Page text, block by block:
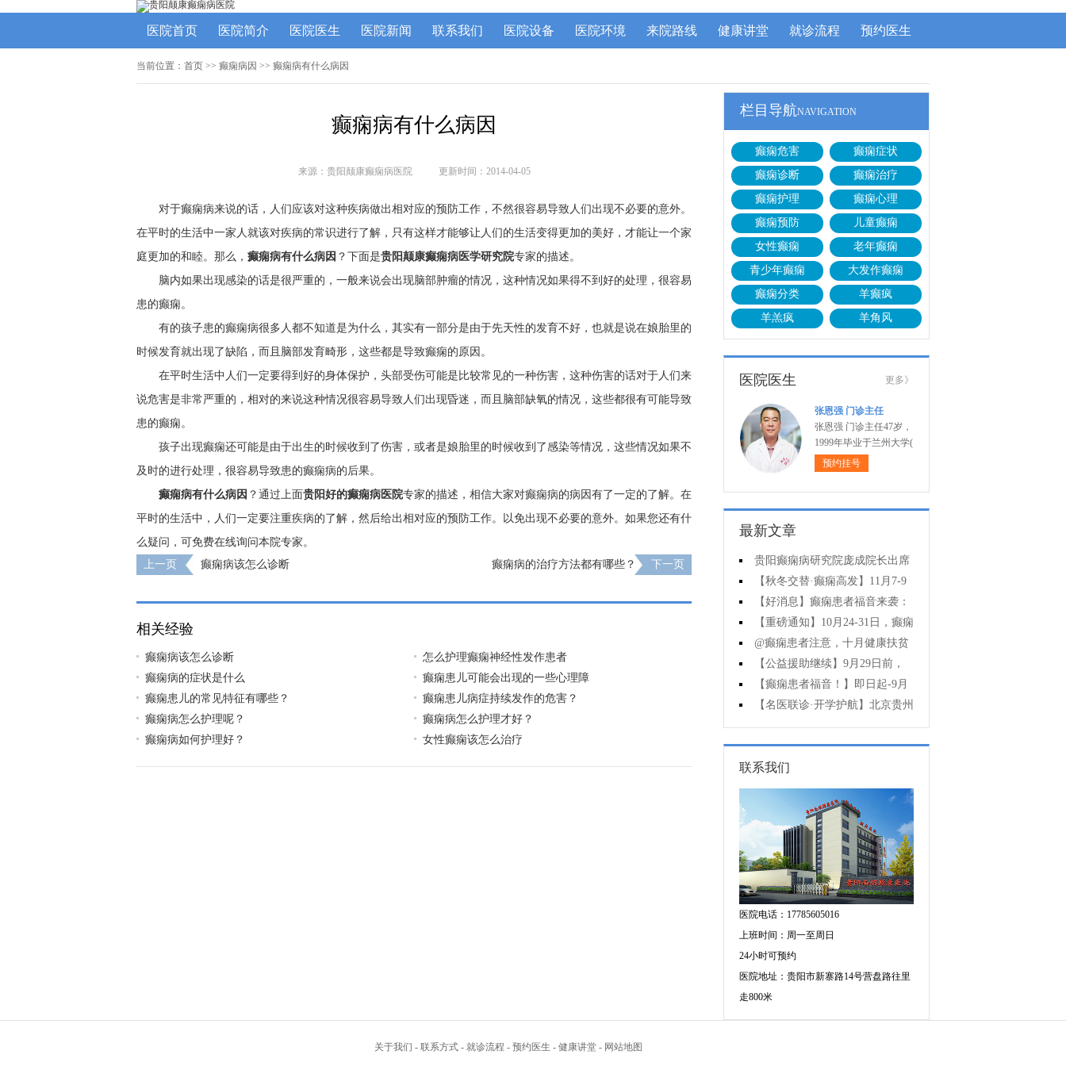
医院首页 医院简介 医院医生 医院新闻 联系我们 医院设备 医院环境 来院路线 健康讲堂 就诊流程 预约医生
当前位置： 首页 >> 癫痫病因 >> 癫痫病有什么病因
癫痫病有什么病因
来源：贵阳颠康癫痫病医院 更新时间：2014-04-05
对于癫痫病来说的话，人们应该对这种疾病做出相对应的预防工作，不然很容易导致人们出现不必要的意外。
在平时的生活中一家人就该对疾病的常识进行了解，只有这样才能够让人们的生活变得更加的美好，才能让一个家
庭更加的和睦。那么， 癫痫病有什么病因 ？下面是贵阳颠康癫痫病医学研究院专家的描述。
脑内如果出现感染的话是很严重的，一般来说会出现脑部肿瘤的情况，这种情况如果得不到好的处理，很容易
患的癫痫。
有的孩子患的癫痫病很多人都不知道是为什么，其实有一部分是由于先天性的发育不好，也就是说在娘胎里的
时候发育就出现了缺陷，而且脑部发育畸形，这些都是导致癫痫的原因。
在平时生活中人们一定要得到好的身体保护，头部受伤可能是比较常见的一种伤害，这种伤害的话对于人们来
说危害是非常严重的，相对的来说这种情况很容易导致人们出现昏迷，而且脑部缺氧的情况，这些都很有可能导致
患的癫痫。
孩子出现癫痫还可能是由于出生的时候收到了伤害，或者是娘胎里的时候收到了感染等情况，这些情况如果不
及时的进行处理，很容易导致患的癫痫病的后果。
癫痫病有什么病因 ？通过上面贵阳好的癫痫病医院专家的描述，相信大家对癫痫病的病因有了一定的了解。在
平时的生活中，人们一定要注重疾病的了解，然后给出相对应的预防工作。以免出现不必要的意外。如果您还有什
么疑问，可免费在线询问本院专家。
上一页
癫痫病该怎么诊断 癫痫病的治疗方法都有哪些？ 下一页
相关经验
癫痫病该怎么诊断
怎么护理癫痫神经性发作患者
癫痫病的症状是什么
癫痫患儿可能会出现的一些心理障
癫痫患儿的常见特征有哪些？
癫痫患儿病症持续发作的危害？
癫痫病怎么护理呢？
癫痫病怎么护理才好？
癫痫病如何护理好？
女性癫痫该怎么治疗
栏目导航NAVIGATION
癫痫危害
癫痫症状
癫痫诊断
癫痫治疗
癫痫护理
癫痫心理
癫痫预防
儿童癫痫
女性癫痫
老年癫痫
青少年癫痫
大发作癫痫
癫痫分类
羊癫疯
羊羔疯
羊角风
医院医生 更多》
张恩强 门诊主任
张恩强 门诊主任47岁，
1999年毕业于兰州大学(
预约挂号
最新文章
贵阳癫痫病研究院庞成院长出席
第十一届CAAE国际癫痫论坛暨协会
成立20周年庆典
【秋冬交替·癫痫高发】11月7-9
日，超难约的北京三甲名医，携手
贵州专家团共抗癫痫，速约！
【好消息】癫痫患者福音来袭：
万元救助+半价专项检查+京黔专家
免费亲诊，符合条件者速申请！
【重磅通知】10月24-31日，癫痫
病专项检查全额救助+京黔名医免费
亲诊+高达万元补贴，名额有限，速
@癫痫患者注意，十月健康扶贫
救助计划开启，专家免费亲诊+高达
万元治疗救助，速抢名额！
【公益援助继续】9月29日前，
癫痫名医免费亲诊+检查治疗大额援
助持续发放，速约！
【癫痫患者福音！】即日起-9月
15日，专项检查免费+北京三甲知名
专家空降贵阳亲诊，勿错过！
【名医联诊·开学护航】北京贵州
三甲癫痫名医公益亲诊+检查治疗大
额援助，速约！
联系我们
医院电话：17785605016
上班时间：周一至周日
24小时可预约
医院地址：贵阳市新寨路14号营盘路往里
走800米
关于我们 - 联系方式 - 就诊流程 - 预约医生 - 健康讲堂 - 网站地图